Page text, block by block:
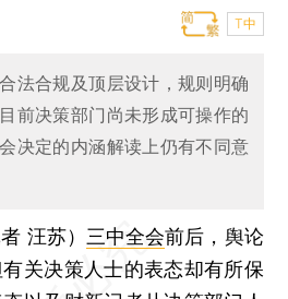
T中
法合规及顶层设计，规则明确
前决策部门尚未形成可操作的
决定的内涵解读上仍有不同意
汪苏） 三中全会前后，舆论
关决策人士的表态却有所保